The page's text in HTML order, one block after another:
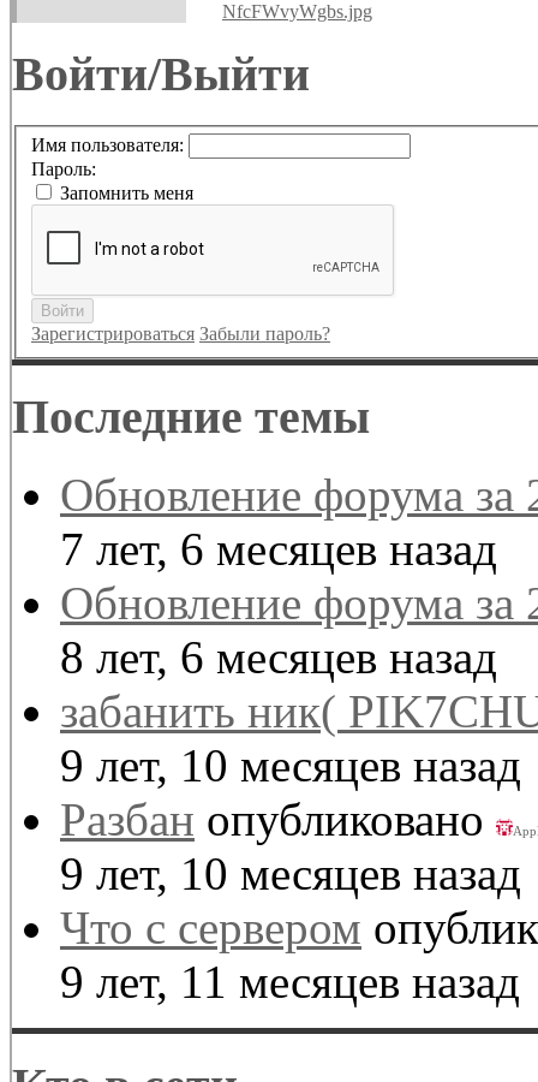
NfcFWvyWgbs.jpg
Войти/Выйти
Имя пользователя:
Пароль:
Запомнить меня
Войти
Зарегистрироваться Забыли пароль?
Последние темы
Обновление форума за
7 лет, 6 месяцев назад
Обновление форума за
8 лет, 6 месяцев назад
забанить ник(
9 лет, 10 месяцев назад
Разбан опубликовано
9 лет, 10 месяцев назад
Что с сервером
9 лет, 11 месяцев назад